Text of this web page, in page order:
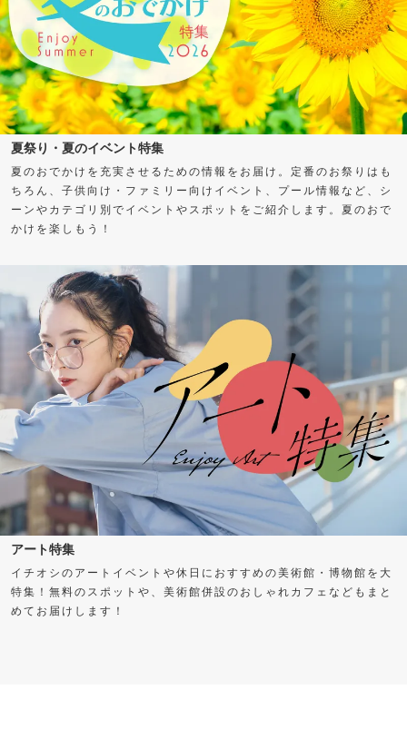
夏祭り・夏のイベント特集
夏のおでかけを充実させるための情報をお届け。定番のお祭りはも
ちろん、子供向け・ファミリー向けイベント、プール情報など、シ
ーンやカテゴリ別でイベントやスポットをご紹介します。夏のおで
かけを楽しもう！
アート特集
イチオシのアートイベントや休日におすすめの美術館・博物館を大
特集！無料のスポットや、美術館併設のおしゃれカフェなどもまと
めてお届けします！